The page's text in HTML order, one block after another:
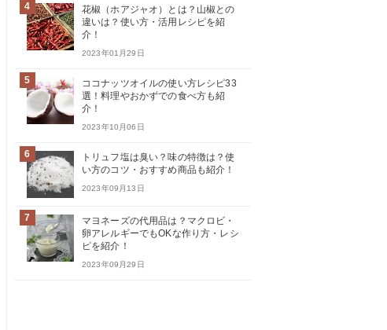
4
花椒（ホアジャオ）とは？山椒との
違いは？使い方・活用レシピを紹
介！
2023年01月29日
5
ココナッツオイルの使い方レシピ33
選！料理やおかずでの食べ方も紹
介！
2023年10月06日
6
トリュフ塩は臭い？味の特徴は？使
い方のコツ・おすすめ商品も紹介！
2023年09月13日
7
マヨネーズの代用品は？マクロビ・
卵アレルギーでもOKな作り方・レシ
ピを紹介！
2023年09月29日